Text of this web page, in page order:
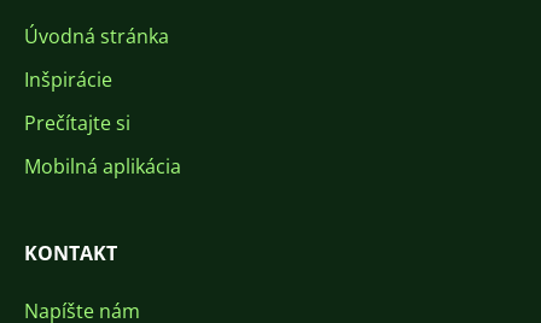
Úvodná stránka
Inšpirácie
Prečítajte si
Mobilná aplikácia
KONTAKT
Napíšte nám